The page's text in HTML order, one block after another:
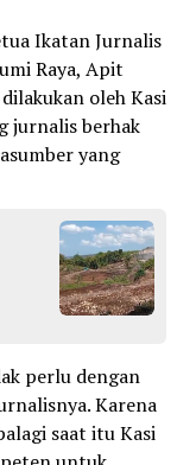
Ikatan Jurnalis
Raya, Apit
oleh Kasi
jurnalis berhak
yang
perlu dengan
Karena
saat itu Kasi